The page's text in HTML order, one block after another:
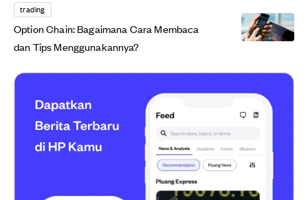
trading
Option Chain: Bagaimana Cara Membaca
dan Tips Menggunakannya?